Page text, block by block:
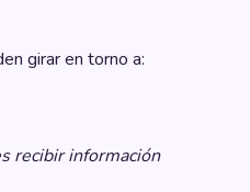
girar en torno a:
recibir información